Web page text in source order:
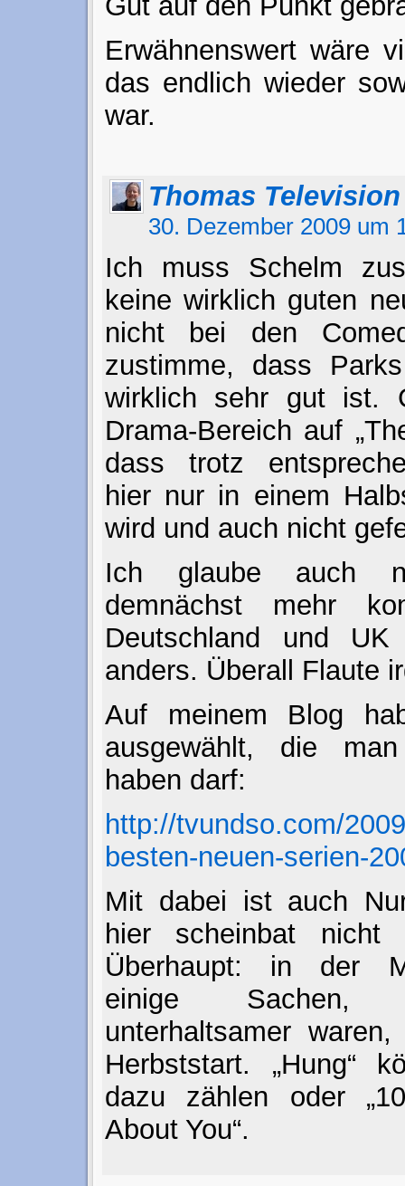
Erwähnenswert wäre
das endlich wieder
war.
Thomas Television
30. Dezember 2009 um
Ich muss Schelm
keine wirklich guten
nicht bei den
zustimme, dass
wirklich sehr gut ist.
Drama-Bereich auf
dass trotz
hier nur in einem
wird und auch nicht
Ich glaube auch
demnächst mehr
Deutschland und
anders. Überall Flaute
Auf meinem Blog
ausgewählt, die
haben darf:
http://tvundso.com/
besten-neuen-serien-
Mit dabei ist auch
hier scheinbat nicht
Überhaupt: in der
einige Sachen,
unterhaltsamer
Herbststart. „Hung“
dazu zählen oder
About You“.